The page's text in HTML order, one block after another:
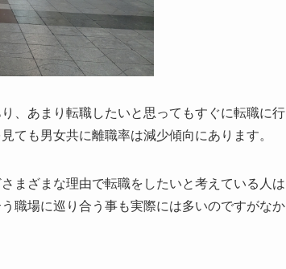
、あまり転職したいと思ってもすぐに転職に行
ても男女共に離職率は減少傾向にあります。
まざまな理由で転職をしたいと考えている人は
職場に巡り合う事も実際には多いのですがなか